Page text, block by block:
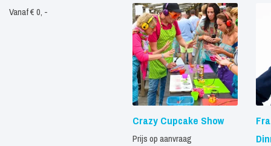
Vanaf € 0, -
Crazy Cupcake Show
Prijs op aanvraag